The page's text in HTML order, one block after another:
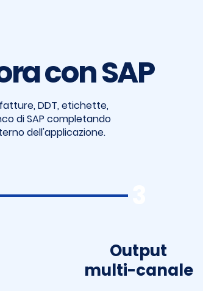
con SAP
DDT, etichette,
di SAP completando
dell'applicazione.
Output
multi-canale